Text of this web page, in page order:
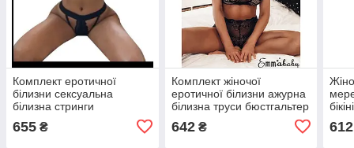
Комплект еротичної
білизни сексуальна
білизна стринги
655 ₴
Комплект жіночої
еротичної білизни ажурна
білизна труси бюстгальтер
642₴
бікіні
612